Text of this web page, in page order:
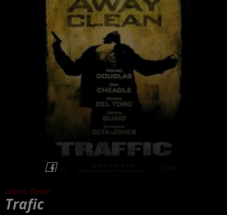
Drama, Thriller
Trafic